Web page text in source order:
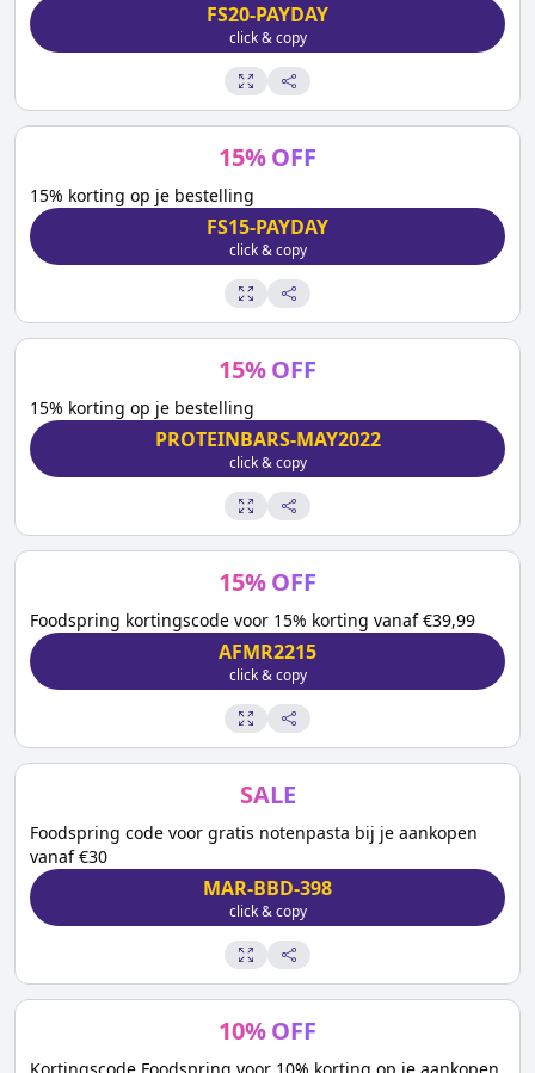
FS20-PAYDAY
click & copy
15%OFF
15% korting op je bestelling
FS15-PAYDAY
click & copy
15%OFF
15% korting op je bestelling
PROTEINBARS-MAY2022
click & copy
15%OFF
Foodspring kortingscode voor 15% korting vanaf €39,99
AFMR2215
click & copy
SALE
Foodspring code voor gratis notenpasta bij je aankopen
vanaf €30
MAR-BBD-398
click & copy
10%OFF